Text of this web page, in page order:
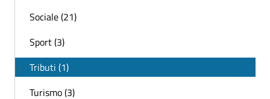
Sociale (21)
Sport (3)
Tributi (1)
Turismo (3)